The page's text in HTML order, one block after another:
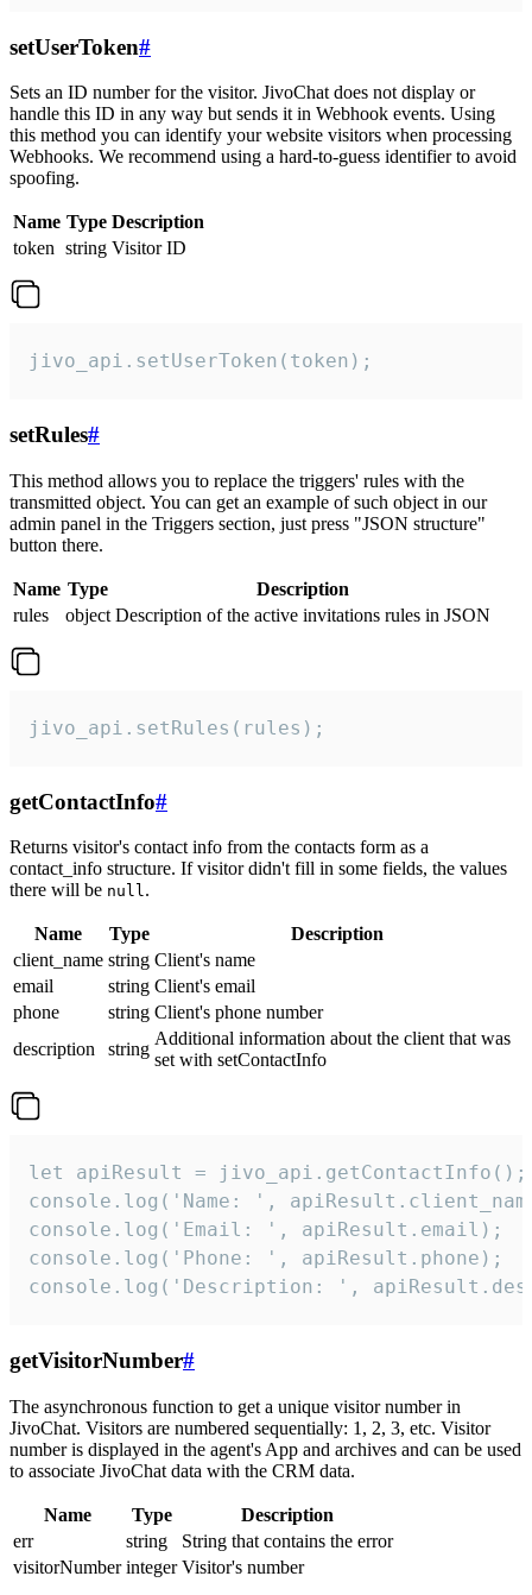
setUserToken#
Sets an ID number for the visitor. JivoChat does not display or
handle this ID in any way but sends it in Webhook events. Using
this method you can identify your website visitors when processing
Webhooks. We recommend using a hard-to-guess identifier to avoid
spoofing.
Name Type Description
token string Visitor ID
jivo_api.setUserToken(token);
setRules#
This method allows you to replace the triggers' rules with the
transmitted object. You can get an example of such object in our
admin panel in the Triggers section, just press "JSON structure"
button there.
Name Type
Description
rules
object Description of the active invitations rules in JSON
jivo_api.setRules(rules);
getContactInfo#
Returns visitor's contact info from the contacts form as a
contact_info structure. If visitor didn't fill in some fields, the values
there will be null.
Name Type
Description
client_name string Client's name
email
string Client's email
phone
string Client's phone number
description
string
Additional information about the client that was
set with setContactInfo
let apiResult = jivo_api.getContactInfo();
console.log('Name: ',
console.log('Email: ', apiResult.email);
console.log('Phone: ', apiResult.phone);
console.log('Description: ',
getVisitorNumber#
The asynchronous function to get a unique visitor number in
JivoChat. Visitors are numbered sequentially: 1, 2, 3, etc. Visitor
number is displayed in the agent's App and archives and can be used
to associate JivoChat data with the CRM data.
Name Type
Description
err
string
String that contains the error
visitorNumber integer Visitor's number